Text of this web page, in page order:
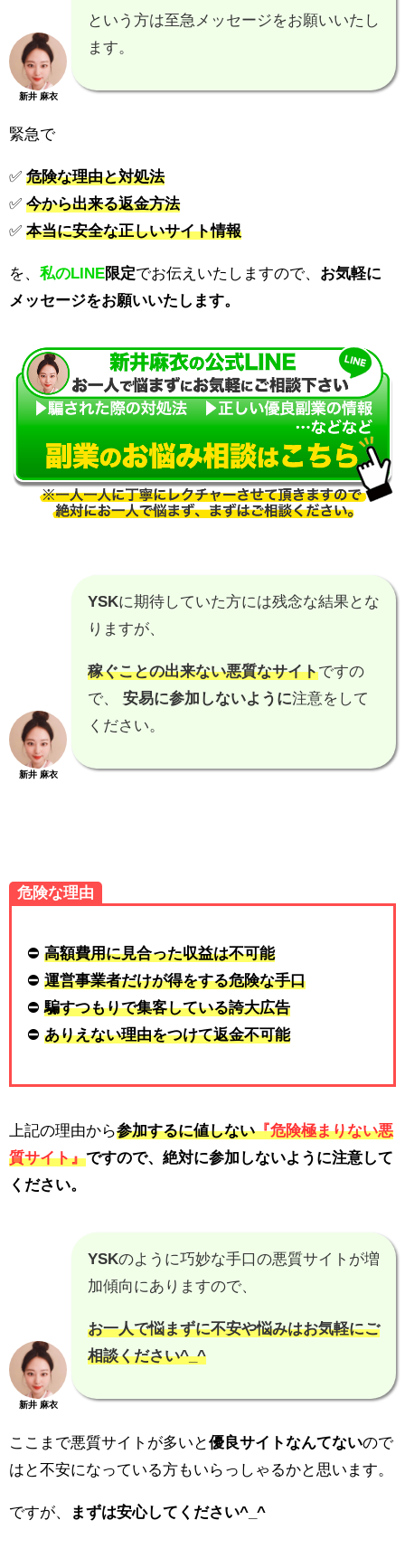
新井 麻衣
という方は至急メッセージをお願いいたし
ます。
緊急で
✅ 危険な理由と対処法
✅ 今から出来る返金方法
✅ 本当に安全な正しいサイト情報
を、 私のLINE限定でお伝えいたしますので、 お気軽に
メッセージをお願いいたします。
新井 麻衣
YSKに期待していた方には残念な結果とな
りますが、
稼ぐことの出来ない悪質なサイトですの
で、 安易に参加しないように注意をして
ください。
危険な理由
⛔ 高額費用に見合った収益は不可能
⛔ 運営事業者だけが得をする危険な手口
⛔騙すつもりで集客している誇大広告
⛔ ありえない理由をつけて返金不可能
上記の理由から参加するに値しない『危険極まりない悪
質サイト』ですので、 絶対に参加しないように注意して
ください。
新井 麻衣
YSKのように巧妙な手口の悪質サイトが増
加傾向にありますので、
お一人で悩まずに不安や悩みはお気軽にご
相談ください^_^
ここまで悪質サイトが多いと優良サイトなんてないので
はと不安になっている方もいらっしゃるかと思います。
ですが、 まずは安心してください^_^